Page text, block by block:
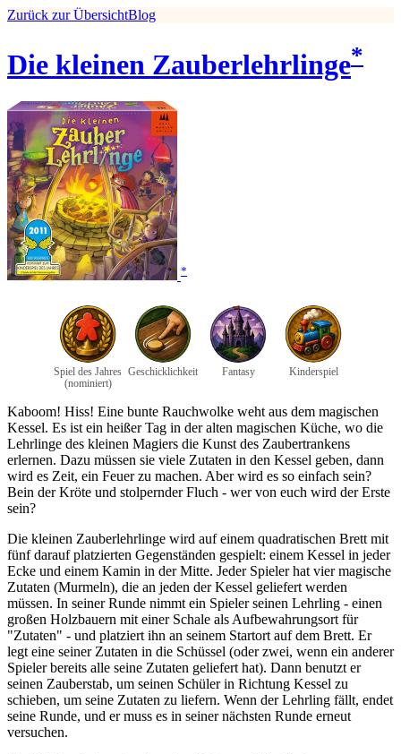
Zurück zur ÜbersichtBlog
Die kleinen Zauberlehrlinge*
*
Spiel des Jahres
(nominiert)
Geschicklichkeit Fantasy Kinderspiel
Kaboom! Hiss! Eine bunte Rauchwolke weht aus dem magischen
Kessel. Es ist ein heißer Tag in der alten magischen Küche, wo die
Lehrlinge des kleinen Magiers die Kunst des Zaubertrankens
erlernen. Dazu müssen sie viele Zutaten in den Kessel geben, dann
wird es Zeit, ein Feuer zu machen. Aber wird es so einfach sein?
Bein der Kröte und stolpernder Fluch - wer von euch wird der Erste
sein?
Die kleinen Zauberlehrlinge wird auf einem quadratischen Brett mit
fünf darauf platzierten Gegenständen gespielt: einem Kessel in jeder
Ecke und einem Kamin in der Mitte. Jeder Spieler hat vier magische
Zutaten (Murmeln), die an jeden der Kessel geliefert werden
müssen. In seiner Runde nimmt ein Spieler seinen Lehrling - einen
großen Holzbauern mit einer Schale als Aufbewahrungsort für
"Zutaten" - und platziert ihn an seinem Startort auf dem Brett. Er
legt eine seiner Zutaten in die Schüssel (oder zwei, wenn ein anderer
Spieler bereits alle seine Zutaten geliefert hat). Dann benutzt er
seinen Zauberstab, um seinen Schüler in Richtung Kessel zu
schieben, um seine Zutaten zu liefern. Wenn der Lehrling fällt, endet
seine Runde, und er muss es in seiner nächsten Runde erneut
versuchen.